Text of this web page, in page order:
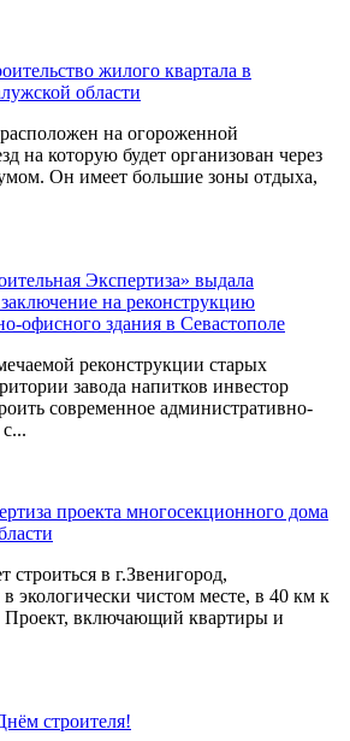
жилого квартала в
области
на огороженной
на которую будет организован через
Он имеет большие зоны отдыха,
Экспертиза» выдала
на реконструкцию
офисного здания в Севастополе
реконструкции старых
завода напитков инвестор
современное административно-
проекта многосекционного дома
строиться в г.Звенигород,
экологически чистом месте, в 40 км к
Проект, включающий квартиры и
строителя!